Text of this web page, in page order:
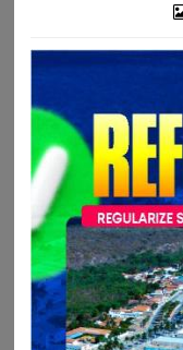
Aberta
Modalidade:
Chamada Pública
Objeto:
EVENTUAL
DE SAÚDE em